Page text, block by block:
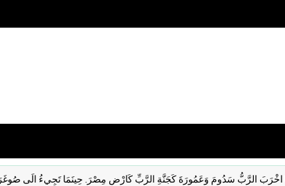
سَدُومَ وَعَمُورَةَ كَجَنَّةِ الرَّبِّ كَارْضِ مِصْرَ. حِينَمَا تَجِيءُ الَى صُوغَرَ. تكوين 13: 10